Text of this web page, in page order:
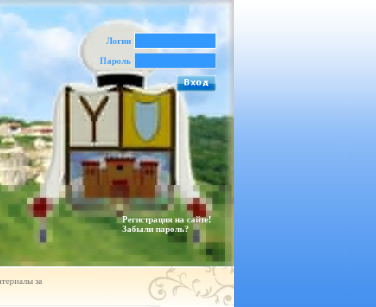
Логин
Пароль
Регистрация на сайте!
Забыли пароль?
за